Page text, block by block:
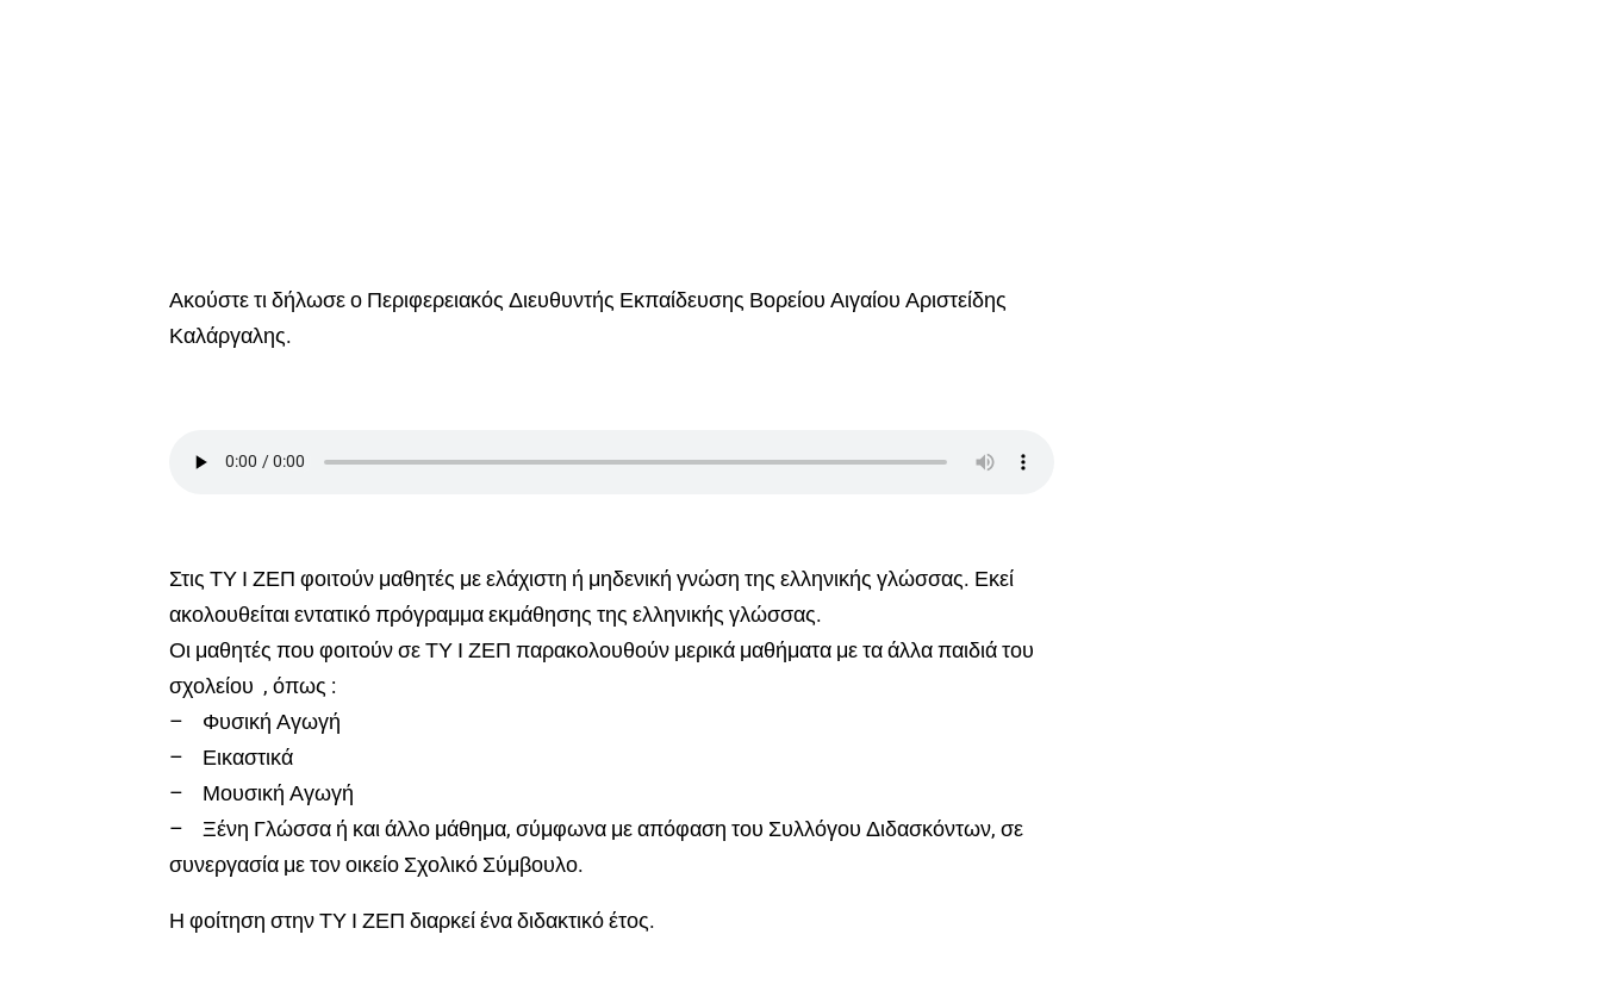
Ακούστε τι δήλωσε ο Περιφερειακός Διευθυντής Εκπαίδευσης Βορείου Αιγαίου Αριστείδης
Καλάργαλης.
Στις ΤΥ Ι ΖΕΠ φοιτούν μαθητές με ελάχιστη ή μηδενική γνώση της ελληνικής γλώσσας. Εκεί
ακολουθείται εντατικό πρόγραμμα εκμάθησης της ελληνικής γλώσσας.
Οι μαθητές που φοιτούν σε ΤΥ Ι ΖΕΠ παρακολουθούν μερικά μαθήματα με τα άλλα παιδιά του
σχολείου , όπως :
– Φυσική Αγωγή
– Εικαστικά
– Μουσική Αγωγή
– Ξένη Γλώσσα ή και άλλο μάθημα, σύμφωνα με απόφαση του Συλλόγου Διδασκόντων, σε
συνεργασία με τον οικείο Σχολικό Σύμβουλο.
Η φοίτηση στην ΤΥ Ι ΖΕΠ διαρκεί ένα διδακτικό έτος.